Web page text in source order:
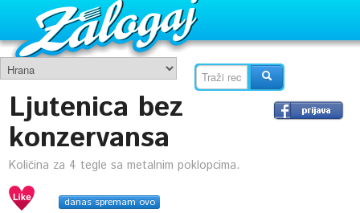
Ljutenica bez
konzervansa
Količina za 4 tegle sa metalnim poklopcima.
danas spremam ovo